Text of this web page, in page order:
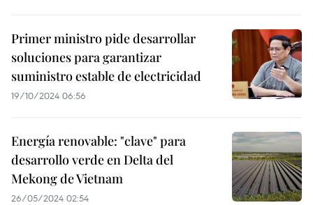
Primer ministro pide desarrollar
soluciones para garantizar
suministro estable de electricidad
19/10/2024 06:56
Energía renovable: "clave" para
desarrollo verde en Delta del
Mekong de Vietnam
26/05/2024 02:54